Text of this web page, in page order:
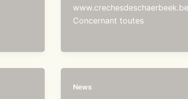
www.crechesdeschaerbeek.be
Concernant toutes
News